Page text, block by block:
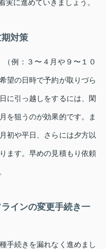
実に進めていきましょう。
対策
例：３〜４月や９〜１０
望の日時で予約が取りづら
に引っ越しをするには、閑
を狙うのが効果的です。ま
初や平日、さらには夕方以
ます。早めの見積もり依頼
インの変更手続き一
手続きを漏れなく進めまし